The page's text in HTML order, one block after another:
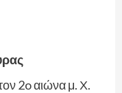
2o αιώνα μ. Χ.